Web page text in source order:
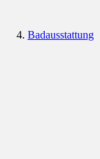
Badausstattung